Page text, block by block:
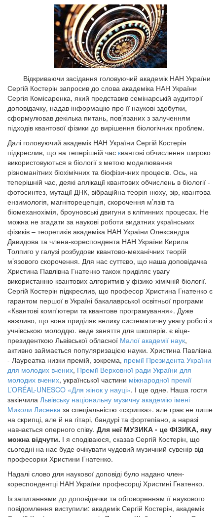
Відкриваючи засідання головуючий академік НАН України
Сергій Костерін запросив до слова академіка НАН України
Сергія Комісаренка, який представив семінарській аудиторії
доповідачку, надав інформацію про її наукові здобутки,
сформулював декілька питань, пов’язаних з залученням
підходів квантової фізики до вирішення біологічних проблем.
Далі головуючий академік НАН України Сергій Костерін
підкреслив, що на теперішній час квантові обчислення широко
використовуються в біології з метою моделювання
різноманітних біохімічних та біофізичних процесів. Ось, на
теперішній час, деякі аплікації квантових обчислень в біології -
фотосинтез, мутації ДНК, вібраційна теорія нюху, зір, квантова
ензимологія, магніторецепція, скорочення м’язів та
біомеханохімія, броуновські двигуни в клітинних процесах. Не
можна не згадати за наукові роботи видатних українських
фізиків – теоретиків академіка НАН України Олександра
Давидова та члена-кореспондента НАН України Кирила
Толпиго у галузі розбудови квантово-механічних теорій
м’язового скорочення. Для нас суттєво, що наша доповідачка
Христина Павлівна Гнатенко також приділяє увагу
використанню квантових алгоритмів у фізико-хімічній біології.
Сергій Костерін підкреслив, що професор Христина Гнатенко є
гарантом першої в Україні бакалаврської освітньої програми
«Квантові комп'ютери та квантове програмування». Дуже
важливо, що вона приділяє велику систематичну увагу роботі з
учнівською молоддю. веде заняття для школярів. є віце-
президенткою Львівської обласної Малої академії наук,
активно займається популяризацією науки. Христина Павлівна
- Лауреатка низки премій, зокрема, премії Президента України
для молодих вчених, Премії Верховної ради України для
молодих вчених, української частини міжнародної премії
L’ORÉAL-UNESCO «Для жінок у науці». І ще одне. Наша гостя
закінчила Львівську національну музичну академію імені
Миколи Лисенка за спеціальністю «скрипка». але грає не лише
на скрипці, але й на гітарі, бандурі та фортепіано, а наразі
навчається оперного співу. Для неї МУЗИКА - це ФІЗИКА, яку
можна відчути. І я сподіваюся, сказав Сергій Костерін, що
сьогодні на нас буде очікувати чудовий музичний сувенір від
професорки Христини Гнатенко.
Надалі слово для наукової доповіді було надано член-
кореспондентці НАН України професорці Христині Гнатенко.
Із запитаннями до доповідачки та обговоренням її наукового
повідомлення виступили: академік Сергій Костерін, академік